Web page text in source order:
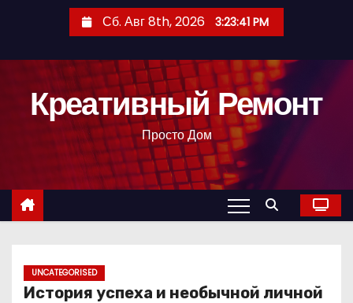
с
Сб. Авг 8th, 2026 3:23:42 PM
Креативный Ремонт
Просто Дом
UNCATEGORISED
История успеха и необычной личной